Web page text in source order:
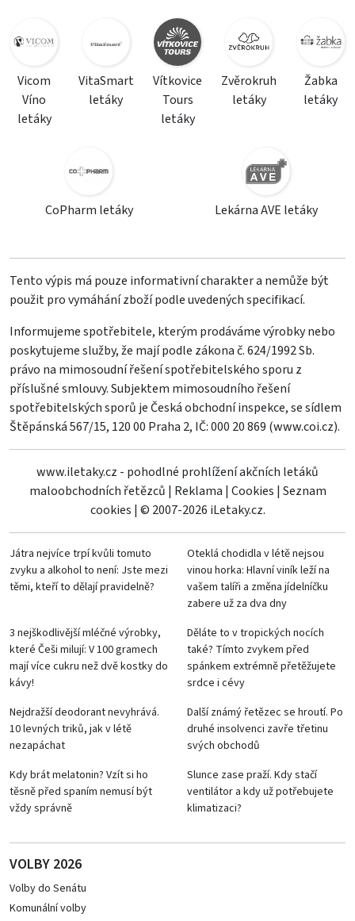
Vicom
Víno
letáky
VitaSmart
letáky
Vítkovice
Tours
letáky
Zvěrokruh
letáky
Žabka
letáky
CoPharm letáky Lekárna AVE letáky
Tento výpis má pouze informativní charakter a nemůže být
použit pro vymáhání zboží podle uvedených specifikací.
Informujeme spotřebitele, kterým prodáváme výrobky nebo
poskytujeme služby, že mají podle zákona č. 624/1992 Sb.
právo na mimosoudní řešení spotřebitelského sporu z
příslušné smlouvy. Subjektem mimosoudního řešení
spotřebitelských sporů je Česká obchodní inspekce, se sídlem
Štěpánská 567/15, 120 00 Praha 2, IČ: 000 20 869 (www.coi.cz).
www.iletaky.cz - pohodlné prohlížení akčních letáků
maloobchodních řetězců | Reklama | Cookies | Seznam
cookies | © 2007-2026 iLetaky.cz.
Játra nejvíce trpí kvůli tomuto
zvyku a alkohol to není: Jste mezi
těmi, kteří to dělají pravidelně?
Oteklá chodidla v létě nejsou
vinou horka: Hlavní viník leží na
vašem talíři a změna jídelníčku
zabere už za dva dny
3 nejškodlivější mléčné výrobky,
které Češi milují: V 100 gramech
mají více cukru než dvě kostky do
kávy!
Děláte to v tropických nocích
také? Tímto zvykem před
spánkem extrémně přetěžujete
srdce i cévy
Nejdražší deodorant nevyhrává.
10 levných triků, jak v létě
nezapáchat
Další známý řetězec se hroutí. Po
druhé insolvenci zavře třetinu
svých obchodů
Kdy brát melatonin? Vzít si ho
těsně před spaním nemusí být
vždy správně
Slunce zase praží. Kdy stačí
ventilátor a kdy už potřebujete
klimatizaci?
VOLBY 2026
Volby do Senátu
Komunální volby